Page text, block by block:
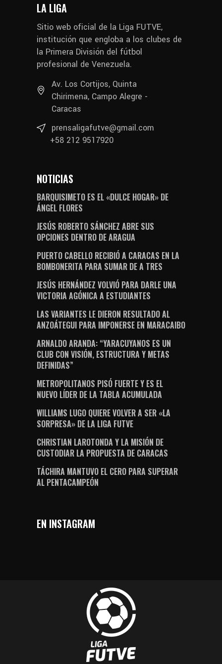
LA LIGA
Sitio web oficial de la Liga FUTVE,
institución que engloba a los clubes de
la Primera División del fútbol
profesional de Venezuela.
Av. Los Cortijos, Quinta
Chirimena, Campo Alegre -
Caracas
prensaligafutve@gmail.com
+58 212 9517920
NOTICIAS
BARQUISIMETO ES EL «DULCE HOGAR» DE
ÁNGEL FLORES
JESÚS ROBERTO SÁNCHEZ ABRE SUS
OPCIONES DENTRO DE ARAGUA
PUERTO CABELLO RECIBIÓ A CARACAS EN LA
BOMBONERITA PARA SUMAR DE A TRES
JESÚS HERNÁNDEZ VOLVIÓ PARA DARLE UNA
VICTORIA AGÓNICA A ESTUDIANTES
LAS VARIANTES LE DIERON RESULTADO AL
ANZOÁTEGUI PARA IMPONERSE EN MARACAIBO
ARNALDO ARANDA: “YARACUYANOS ES UN
CLUB CON VISIÓN, ESTRUCTURA Y METAS
DEFINIDAS”
METROPOLITANOS PISÓ FUERTE Y ES EL
NUEVO LÍDER DE LA TABLA ACUMULADA
WILLIAMS LUGO QUIERE VOLVER A SER «LA
SORPRESA» DE LA LIGA FUTVE
CHRISTIAN LAROTONDA Y LA MISIÓN DE
CUSTODIAR LA PROPUESTA DE CARACAS
TÁCHIRA MANTUVO EL CERO PARA SUPERAR
AL PENTACAMPEÓN
EN INSTAGRAM